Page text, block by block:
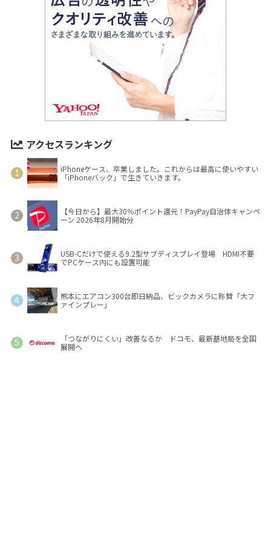
アクセスランキング
iPhoneケース、卒業しました。これからは最高に使いやすい
「iPhoneバック」で生きていきます。
【今日から】最大30％ポイント還元！PayPay自治体キャンペ
ーン 2026年8月開始分
USB-Cだけで使える9.2型サブディスプレイ登場 HDMI不要
でPCケース内にも設置可能
熊本にエアコン300台即日納品、ビックカメラに称賛「大フ
ァインプレー」
「つながりにくい」改善なるか ドコモ、最新基地局を全国
展開へ